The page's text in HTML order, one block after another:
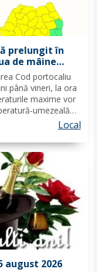
prelungit în
de mâine
Cod portocaliu
până vineri, la ora
maxime vor
umezeală
Nopțile vorLocal
2026